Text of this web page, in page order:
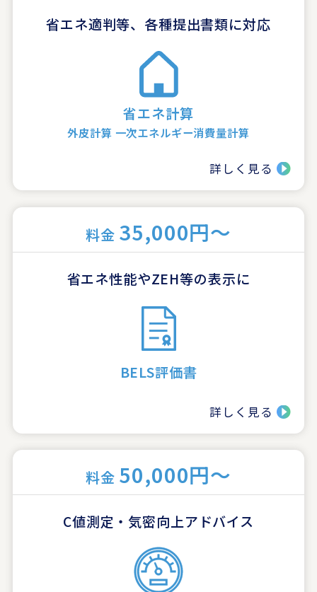
省エネ適判等、各種提出書類に対応
省エネ計算
外皮計算 一次エネルギー消費量計算
詳しく見る
料金 35,000円～
省エネ性能やZEH等の表示に
BELS評価書
詳しく見る
料金 50,000円～
C値測定・気密向上アドバイス